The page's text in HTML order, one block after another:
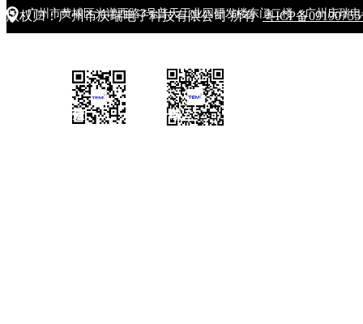
广州市黄埔区光谱西路3号普天工业园研发楼东门二楼（广州庆瑞
版权归：广州市庆瑞电子科技有限公司 所有粤ICP备